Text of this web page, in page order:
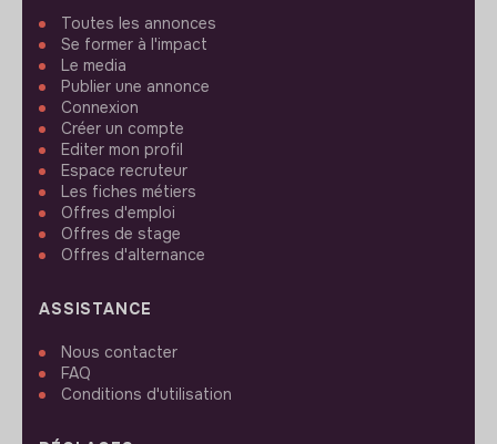
Toutes les annonces
Se former à l'impact
Le media
Publier une annonce
Connexion
Créer un compte
Editer mon profil
Espace recruteur
Les fiches métiers
Offres d'emploi
Offres de stage
Offres d'alternance
ASSISTANCE
Nous contacter
FAQ
Conditions d'utilisation